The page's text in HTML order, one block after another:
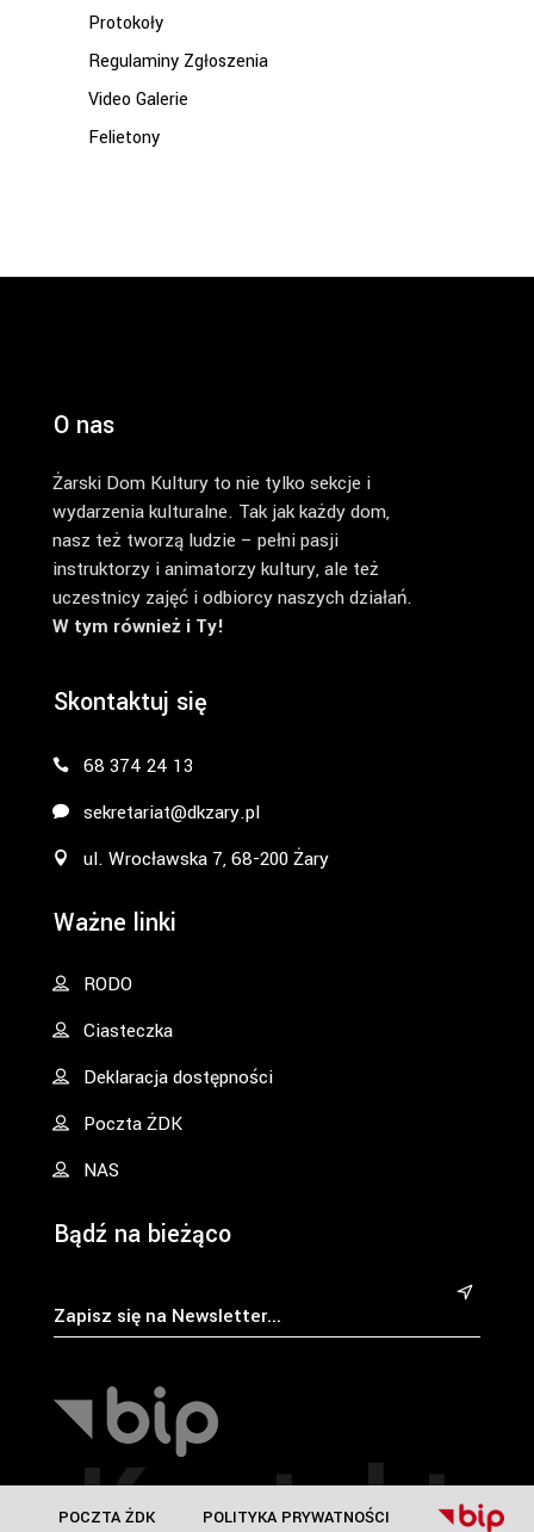
POLITYKA PRYWATNOŚCI
POCZTA ŻDK
Protokoły
Regulaminy Zgłoszenia
Video Galerie
Felietony
O nas
Żarski Dom Kultury to nie tylko sekcje i
wydarzenia kulturalne. Tak jak każdy dom,
nasz też tworzą ludzie – pełni pasji
instruktorzy i animatorzy kultury, ale też
uczestnicy zajęć i odbiorcy naszych działań.
W tym również i Ty!
Skontaktuj się
68 374 24 13
sekretariat@dkzary.pl
ul. Wrocławska 7, 68-200 Żary
Ważne linki
RODO
Ciasteczka
Deklaracja dostępności
Poczta ŻDK
NAS
Bądź na bieżąco
&